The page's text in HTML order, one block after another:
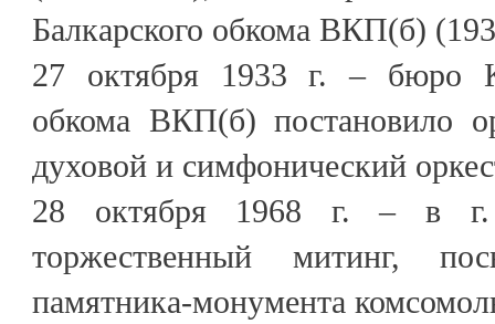
Балкарского обкома ВКП(б)
27 октября 1933 г. – бюро
обкома ВКП(б) постановило
духовой и симфонический
28 октября 1968 г. – в г.
торжественный митинг,
памятника-монумента